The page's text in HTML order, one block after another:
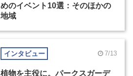
めのイベント10選：そのほかの
地域
インタビュー 7/13
植物を主役に。パークスガーデ